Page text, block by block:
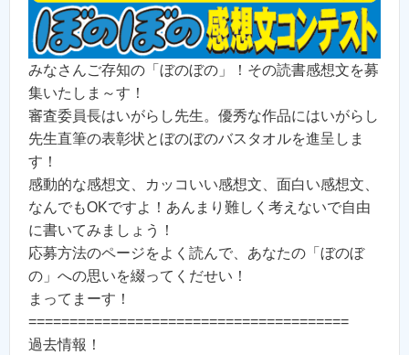
みなさんご存知の「ぼのぼの」！その読書感想文を募
集いたしま～す！
審査委員長はいがらし先生。優秀な作品にはいがらし
先生直筆の表彰状とぼのぼのバスタオルを進呈しま
す！
感動的な感想文、カッコいい感想文、面白い感想文、
なんでもOKですよ！あんまり難しく考えないで自由
に書いてみましょう！
応募方法のページをよく読んで、あなたの「ぼのぼ
の」への思いを綴ってくだせい！
まってまーす！
=======================================
過去情報！